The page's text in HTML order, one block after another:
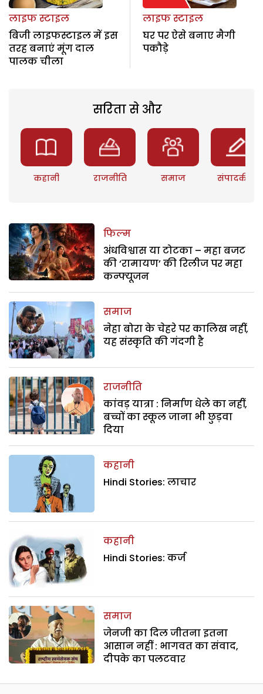
लाइफ स्टाइल
बिजी लाइफस्टाइल में इस
तरह बनाएं मूंग दाल
पालक चीला
लाइफ स्टाइल
घर पर ऐसे बनाए मैगी
पकौड़े
सरिता से और
कहानी राजनीति समाज संपादकीय
फिल्म
अंधविश्वास या टोटका – महा बजट
की ‘रामायण’ की रिलीज पर महा
कन्फ्यूजन
समाज
नेहा बोरा के चेहरे पर कालिख नहीं,
यह संस्कृति की गंदगी है
राजनीति
कांवड़ यात्रा : निर्माण धेले का नहीं,
बच्चों का स्कूल जाना भी छुड़वा
दिया
कहानी
Hindi Stories: लाचार
कहानी
Hindi Stories: कर्ज
समाज
जेनजी का दिल जीतना इतना
आसान नहीं : भागवत का संवाद,
दीपके का पलटवार